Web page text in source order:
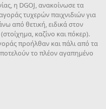
η DGOJ, ανακοίνωσε τα
τυχερών παιχνιδιών για
από θετική, ειδικά στον
καζίνο και πόκερ).
προήλθαν και πάλι από τα
το πλέον αγαπημένο